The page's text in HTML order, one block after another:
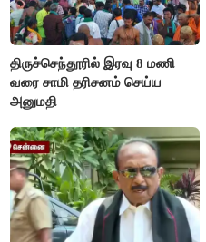
திருச்செந்தூரில் இரவு 8 மணி
வரை சாமி தரிசனம் செய்ய
அனுமதி